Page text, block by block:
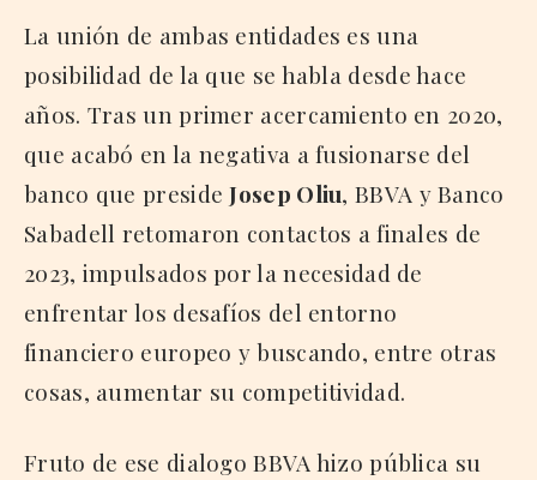
La unión de ambas entidades es una
posibilidad de la que se habla desde hace
años. Tras un primer acercamiento en 2020,
que acabó en la negativa a fusionarse del
banco que presideJosep Oliu, BBVA y Banco
Sabadell retomaron contactos a finales de
2023, impulsados por la necesidad de
enfrentar los desafíos del entorno
financiero europeo y buscando, entre otras
cosas, aumentar su competitividad.
Fruto de ese dialogo BBVA hizo pública su